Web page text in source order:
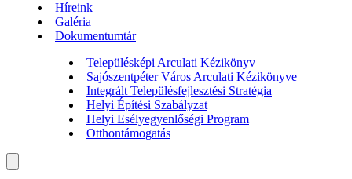
Híreink
Galéria
Dokumentumtár
Településképi Arculati Kézikönyv
Sajószentpéter Város Arculati Kézikönyve
Integrált Településfejlesztési Stratégia
Helyi Építési Szabályzat
Helyi Esélyegyenlőségi Program
Otthontámogatás